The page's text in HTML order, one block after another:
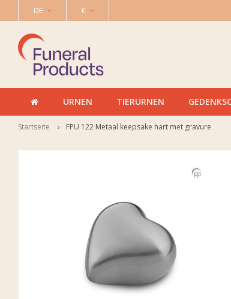
DE €
URNEN TIERURNEN
Startseite FPU 122 Metaal keepsake hart met gravure